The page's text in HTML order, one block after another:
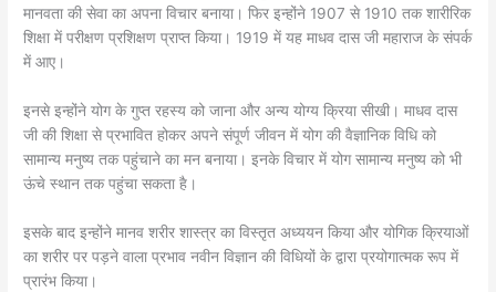
मानवता की सेवा का अपना विचार बनाया। फिर इन्होंने 1907 से 1910 तक शारीरिक
शिक्षा में परीक्षण प्रशिक्षण प्राप्त किया। 1919 में यह माधव दास जी महाराज के संपर्क
में आए।
इनसे इन्होंने योग के गुप्त रहस्य को जाना और अन्य योग्य क्रिया सीखी। माधव दास
जी की शिक्षा से प्रभावित होकर अपने संपूर्ण जीवन में योग की वैज्ञानिक विधि को
सामान्य मनुष्य तक पहुंचाने का मन बनाया। इनके विचार में योग सामान्य मनुष्य को भी
ऊंचे स्थान तक पहुंचा सकता है।
इसके बाद इन्होंने मानव शरीर शास्त्र का विस्तृत अध्ययन किया और योगिक क्रियाओं
का शरीर पर पड़ने वाला प्रभाव नवीन विज्ञान की विधियों के द्वारा प्रयोगात्मक रूप में
प्रारंभ किया।